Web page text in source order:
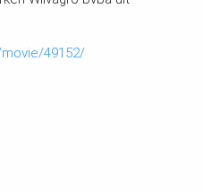
49152/